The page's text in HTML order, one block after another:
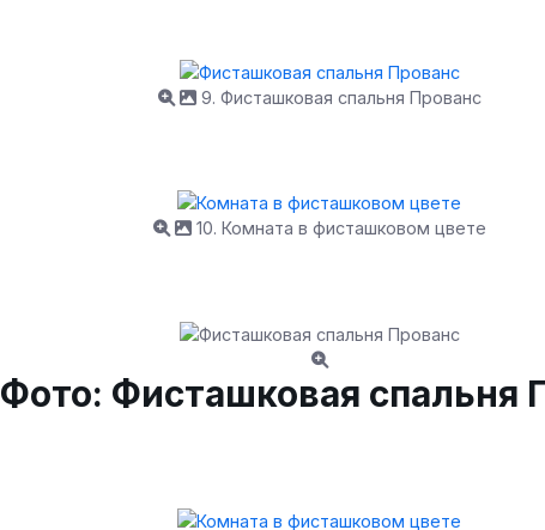
9. Фисташковая спальня Прованс
10. Комната в фисташковом цвете
Фото: Фисташковая спальня